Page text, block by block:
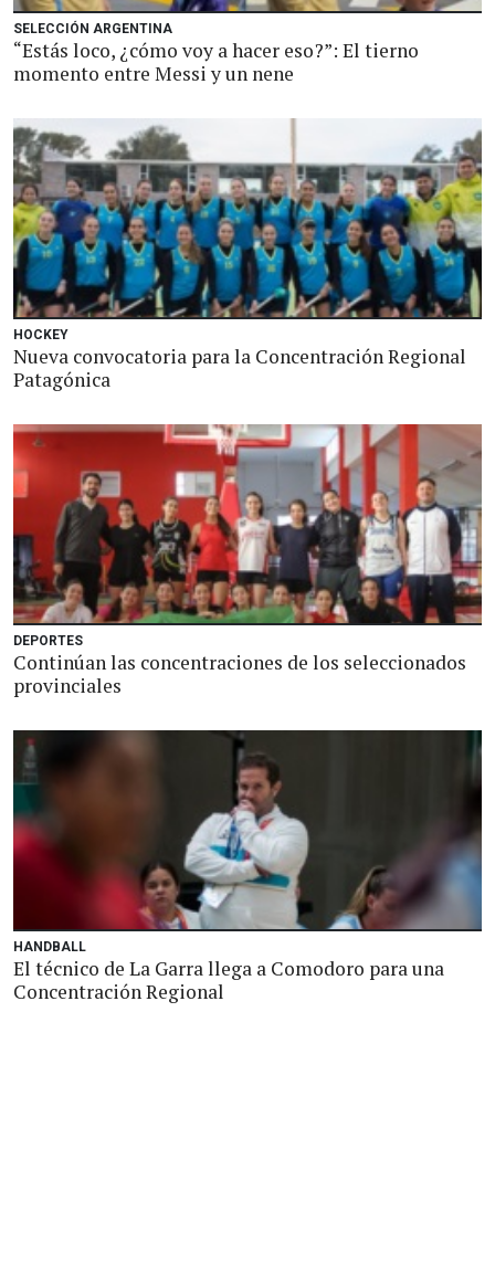
SELECCIÓN ARGENTINA
“Estás loco, ¿cómo voy a hacer eso?”: El tierno
momento entre Messi y un nene
HOCKEY
Nueva convocatoria para la Concentración Regional
Patagónica
DEPORTES
Continúan las concentraciones de los seleccionados
provinciales
HANDBALL
El técnico de La Garra llega a Comodoro para una
Concentración Regional